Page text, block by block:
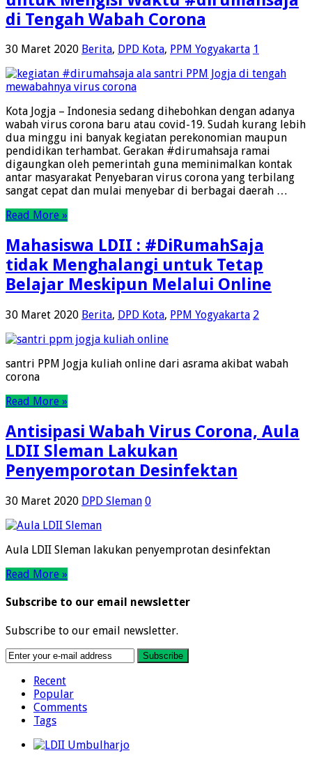
di Tengah Wabah Corona
30 Maret 2020 Berita, DPD Kota, PPM Yogyakarta 1
Kota Jogja – Indonesia sedang dihebohkan dengan adanya
wabah virus corona baru atau covid-19. Sudah kurang lebih
dua minggu ini banyak kegiatan perekonomian maupun
pendidikan terhambat. Gerakan #dirumahsaja ramai
digaungkan oleh pemerintah guna meminimalkan kontak
antar masyarakat Penyebaran virus corona yang terbilang
sangat cepat dan mulai menyebar di berbagai daerah …
Read More »
Mahasiswa LDII : #DiRumahSaja
tidak Menghalangi untuk Tetap
Belajar Meskipun Melalui Online
30 Maret 2020 Berita, DPD Kota, PPM Yogyakarta 2
santri PPM Jogja kuliah online dari asrama akibat wabah
corona
Read More »
Antisipasi Wabah Virus Corona, Aula
LDII Sleman Lakukan
Penyemporotan Desinfektan
30 Maret 2020 DPD Sleman 0
Aula LDII Sleman lakukan penyemprotan desinfektan
Read More »
Subscribe to our email newsletter
Subscribe to our email newsletter.
Recent
Popular
Comments
Tags